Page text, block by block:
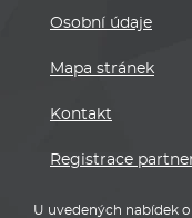
Osobní údaje
Mapa stránek
Kontakt
Registrace
U uvedených nabídek